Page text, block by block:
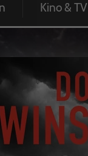
Kino & TV